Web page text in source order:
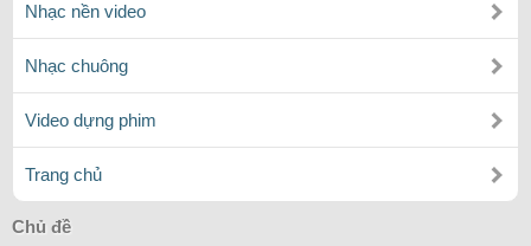
Nhạc nền video
Nhạc chuông
Video dựng phim
Trang chủ
Chủ đề